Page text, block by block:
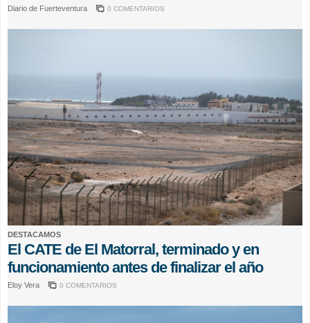
Diario de Fuerteventura 0 COMENTARIOS
DESTACAMOS
El CATE de El Matorral, terminado y en
funcionamiento antes de finalizar el año
Eloy Vera 0 COMENTARIOS